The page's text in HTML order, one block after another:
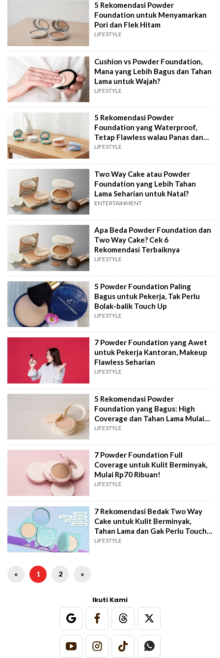
5 Rekomendasi Powder
Foundation untuk Menyamarkan
Pori dan Flek Hitam
LIFESTYLE
Cushion vs Powder Foundation,
Mana yang Lebih Bagus dan Tahan
Lama untuk Wajah?
LIFESTYLE
5 Rekomendasi Powder
Foundation yang Waterproof,
Tetap Flawless walau Panas dan
Hujan
LIFESTYLE
Two Way Cake atau Powder
Foundation yang Lebih Tahan
Lama Seharian untuk Natal?
ENTERTAINMENT
Apa Beda Powder Foundation dan
Two Way Cake? Cek 6
Rekomendasi Terbaiknya
LIFESTYLE
5 Powder Foundation Paling
Bagus untuk Pekerja, Tak Perlu
Bolak-balik Touch Up
LIFESTYLE
7 Powder Foundation yang Awet
untuk Pekerja Kantoran, Makeup
Flawless Seharian
LIFESTYLE
5 Rekomendasi Powder
Foundation yang Bagus: High
Coverage dan Tahan Lama Mulai
Rp50 Ribuan
LIFESTYLE
7 Powder Foundation Full
Coverage untuk Kulit Berminyak,
Mulai Rp70 Ribuan!
LIFESTYLE
7 Rekomendasi Bedak Two Way
Cake untuk Kulit Berminyak,
Tahan Lama dan Gak Perlu Touch
Up
LIFESTYLE
« 1 2 »
Ikuti Kami